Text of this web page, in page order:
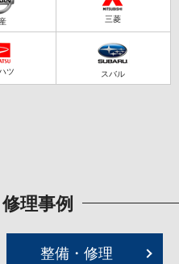
三菱
ツ スバル
理事例
整備・修理